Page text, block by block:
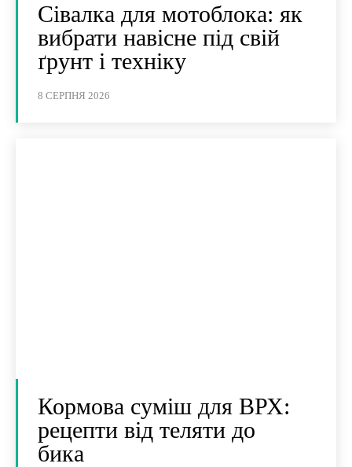
Сівалка для мотоблока: як
вибрати навісне під свій
ґрунт і техніку
8 СЕРПНЯ 2026
Кормова суміш для ВРХ:
рецепти від теляти до
бика